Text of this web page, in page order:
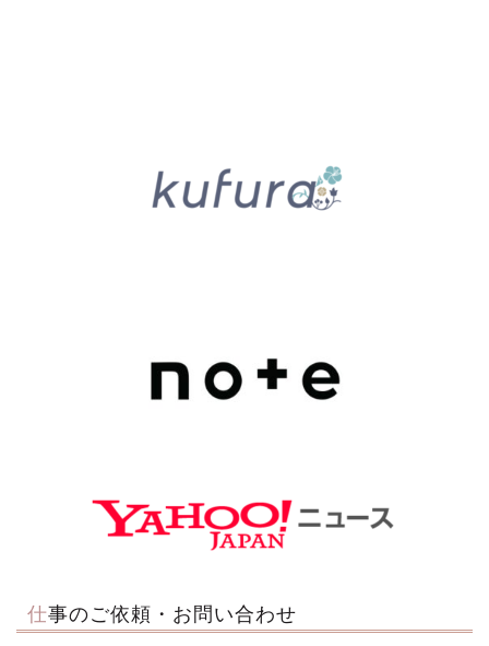
仕事のご依頼・お問い合わせ